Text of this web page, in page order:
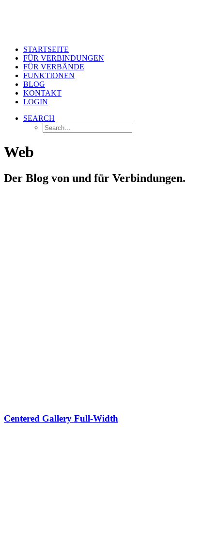
STARTSEITE
FÜR VERBINDUNGEN
FÜR VERBÄNDE
FUNKTIONEN
BLOG
KONTAKT
LOGIN
SEARCH
Web
Der Blog von und für Verbindungen.
Centered Gallery Full-Width